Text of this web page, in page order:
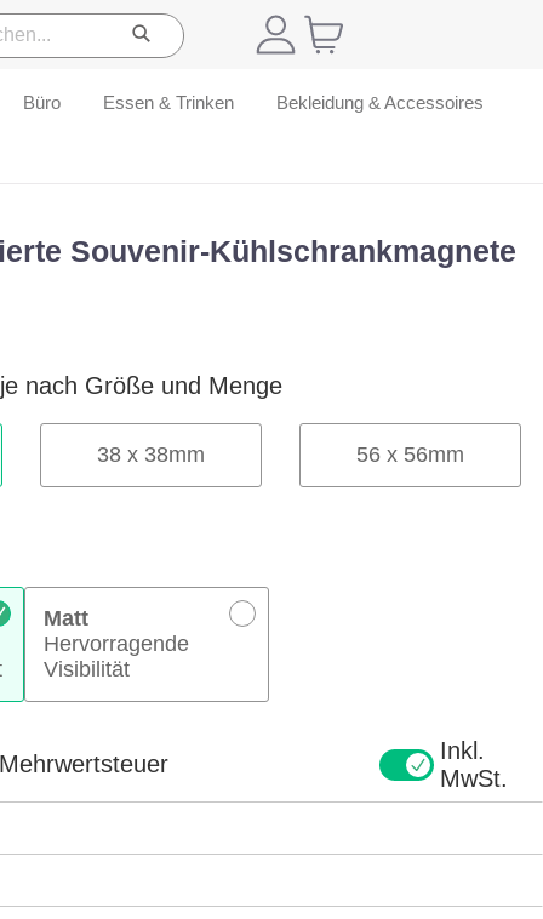
Büro Essen & Trinken Bekleidung & Accessoires
Souvenir-Kühlschrankmagnete
nach Größe und Menge
38x 38mm 56x 56mm
Matt
Hervorragende
Visibilität
Inkl.
MwSt.